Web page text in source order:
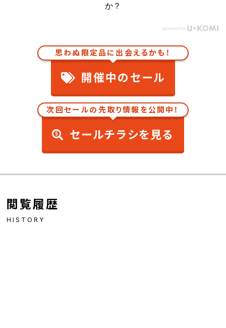
か？
思わぬ限定品に出会えるかも！
開催中のセール
次回セールの先取り情報を公開中！
セールチラシを見る
閲覧履歴
HISTORY